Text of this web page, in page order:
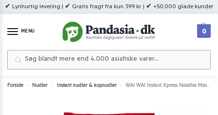
✔ Lynhurtig levering | ✔ Gratis fragt fra kun 399 kr. | ✔ +50.000 glade kunder
MENU 0
Forside / Nudler / Instant nudler & kopnudler / WAI WAI Instant Xpress Noodles Masala Delight 70 g.